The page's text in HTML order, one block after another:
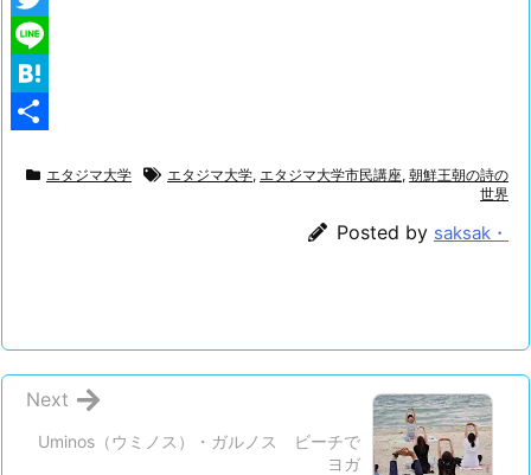
a
c
e
T
w
L
H
有
エタジマ大学 エタジマ大学, エタジマ大学市民講座, 朝鮮王朝の詩の
世界
Posted by saksak・
Uminos（ウミノス）・ガルノス ビーチで
ヨガ
Next